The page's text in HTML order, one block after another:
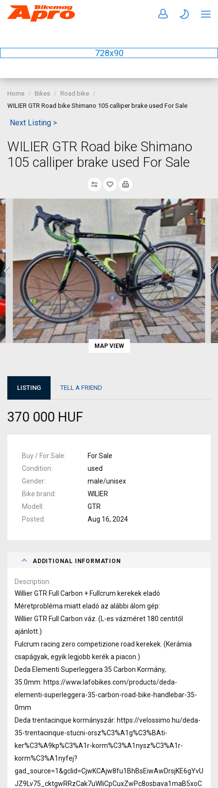
728x90
Home Bikes
Road bike
WILIER GTR Road bike Shimano 105 calliper brake used For Sale
Next Listing >
WILIER GTR Road bike Shimano
105 calliper brake used For Sale
MAP VIEW
LISTING TELL A FRIEND
370 000 HUF
Buy / For Sale
For Sale
Condition
used
Gender
male/unisex
Bike brand
WILIER
Modell
GTR
Posted
Aug 16, 2024
ADDITIONAL INFORMATION
Description
Willier GTR Full Carbon + Fullcrum kerekek eladó
Méretprobléma miatt eladó az alábbi álom gép:
Willier GTR Full Carbon váz. (L-es vázméret 180 centitől
ajánlott.)
Fulcrum racing zero competizione road kerekek. (Kerámia
csapágyak, egyik legjobb kerék a piacon.)
Deda Elementi Superleggera 35 Carbon Kormány,
35.0mm: https://www.lafobikes.com/products/deda-
elementi-superleggera-35-carbon-road-bike-handlebar-35-
0mm
Deda trentacinque kormányszár: https://velossimo.hu/deda-
35-trentacinque-stucni-orsz%C3%A1g%C3%BAti-
ker%C3%A9kp%C3%A1r-korm%C3%A1nysz%C3%A1r-
korm%C3%A1nyfej?
gad_source=1&gclid=CjwKCAjw8fu1BhBsEiwAwDrsjKE6gYvU
JZ9Lv75_cktgwRRzCak7uWIiCpCuxZwPc8osbava1maB5xoC